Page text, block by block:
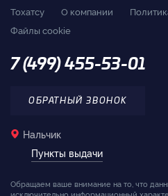
Тохатсу О компании
Файлы cookie
7 (499) 455-53-01
ОБРАТНЫЙ ЗВОНОК
Нальчик
Пункты выдачи
Обращаем ваше внимание на то, что